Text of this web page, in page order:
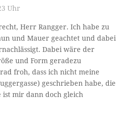
Uhr
Herr Rangger. Ich habe zu
und Mauer geachtet und dabei
Dabei wäre der
und Form geradezu
froh, dass ich nicht meine
geschrieben habe, die
mir dann doch gleich